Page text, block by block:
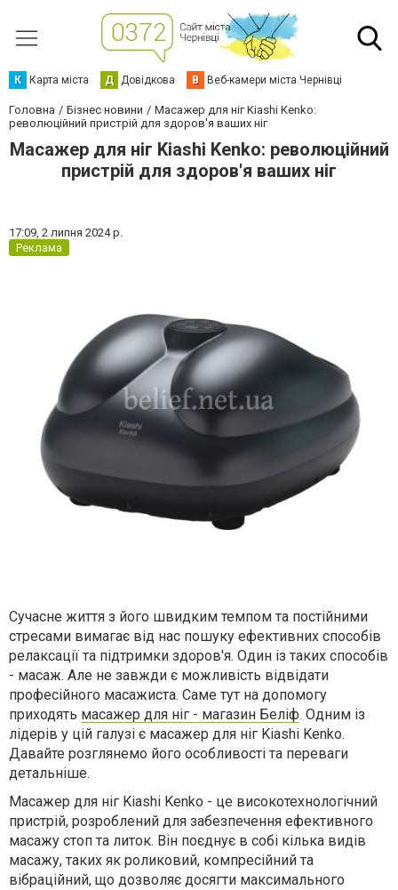
К Карта міста Д Довідкова В Веб-камери міста Чернівці
Головна Бізнес новини
Масажер для ніг Kiashi Kenko:
революційний пристрій для здоров'я ваших ніг
Масажер для ніг Kiashi Kenko: революційний
пристрій для здоров'я ваших ніг
17:09, 2 липня 2024 р.
Реклама
Сучасне життя з його швидким темпом та постійними
стресами вимагає від нас пошуку ефективних способів
релаксації та підтримки здоров'я. Один із таких способів
- масаж. Але не завжди є можливість відвідати
професійного масажиста. Саме тут на допомогу
приходять масажер для ніг - магазин Беліф. Одним із
лідерів у цій галузі є масажер для ніг Kiashi Kenko.
Давайте розглянемо його особливості та переваги
детальніше.
Масажер для ніг Kiashi Kenko - це високотехнологічний
пристрій, розроблений для забезпечення ефективного
масажу стоп та литок. Він поєднує в собі кілька видів
масажу, таких як роликовий, компресійний та
вібраційний, що дозволяє досягти максимального